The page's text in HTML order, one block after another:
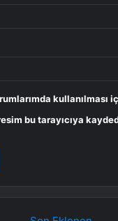
kullanılması
bu tarayıcıya